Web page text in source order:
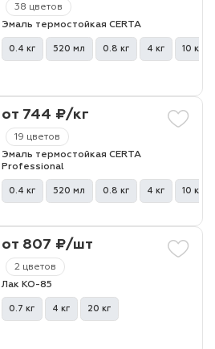
38 цветов
Эмаль термостойкая CERTA
0.4 кг 520 мл 0.8 кг 4 кг 10 кг
19 цветов
от 744 ₽/кг
Эмаль термостойкая CERTA
Professional
0.4 кг 520 мл 0.8 кг 4 кг 10 кг
2 цветов
от 807 ₽/шт
Лак КО-85
0.7 кг 4 кг 20 кг